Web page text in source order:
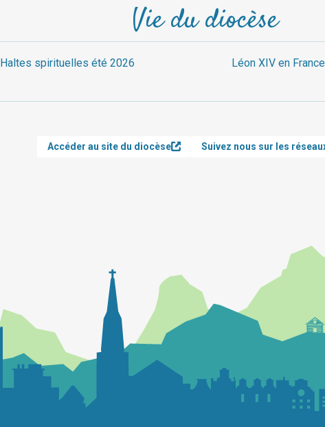
Vie du diocèse
Haltes spirituelles été 2026
Léon XIV en
Accéder au site du diocèse Suivez nous sur les